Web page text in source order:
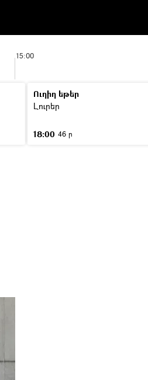
15:00
Ուղիղ եթեր
Լուրեր
18:00 46 ր